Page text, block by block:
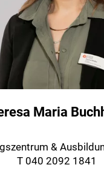
Maria
&
T 040 2092 1841